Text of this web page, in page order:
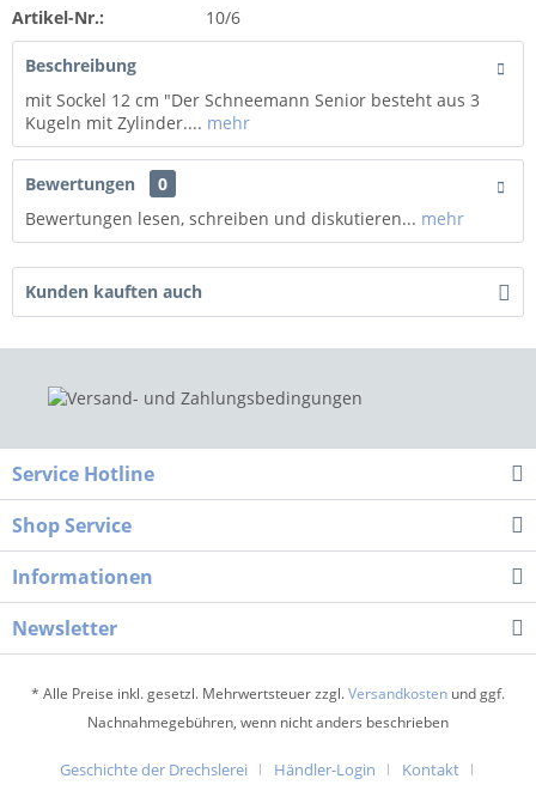
Artikel-Nr.: 10/6
Beschreibung
mit Sockel 12 cm "Der Schneemann Senior besteht aus 3
Kugeln mit Zylinder.... mehr
Bewertungen
0
Bewertungen lesen, schreiben und diskutieren... mehr
Kunden kauften auch
Service Hotline
Shop Service
Informationen
Newsletter
* Alle Preise inkl. gesetzl. Mehrwertsteuer zzgl.Versandkosten und ggf.
Nachnahmegebühren, wenn nicht anders beschrieben
Geschichte der Drechslerei Händler-Login Kontakt